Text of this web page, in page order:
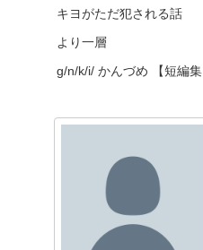
キヨがただ犯される話
より一層
g/n/k/i/ かんづめ 【短編集